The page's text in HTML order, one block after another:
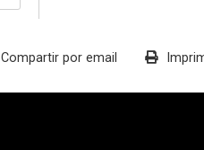
Compartir por email